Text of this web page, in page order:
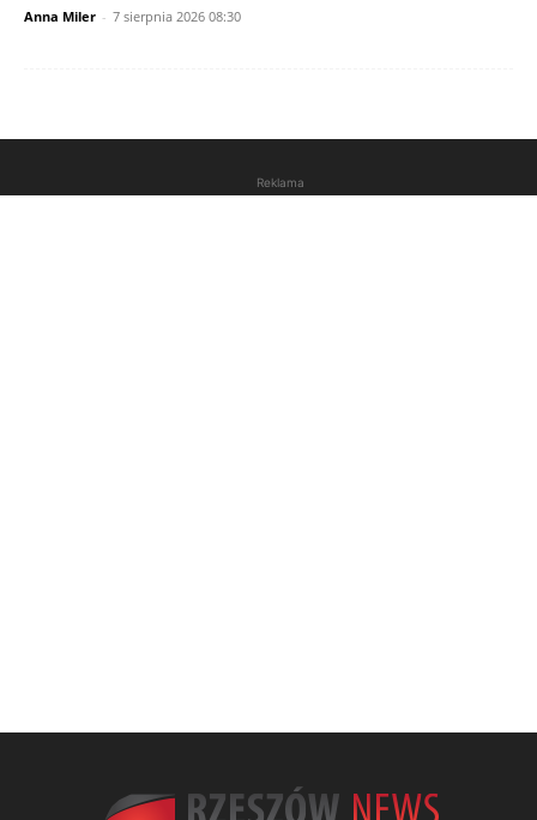
Anna Miler - 7 sierpnia 2026 08:30
Reklama